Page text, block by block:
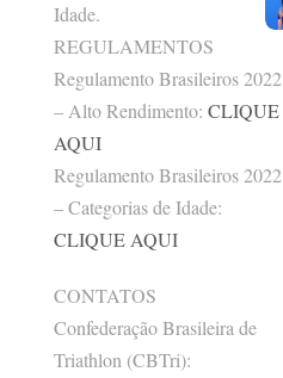
Idade.
REGULAMENTOS
Regulamento Brasileiros 2022
– Alto Rendimento: CLIQUE
AQUI
Regulamento Brasileiros 2022
– Categorias de Idade:
CLIQUE AQUI
CONTATOS
Confederação Brasileira de
Triathlon (CBTri):